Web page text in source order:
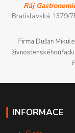
Ráj
Bratislavská 1379/
Firma Dušan
INFORMACE